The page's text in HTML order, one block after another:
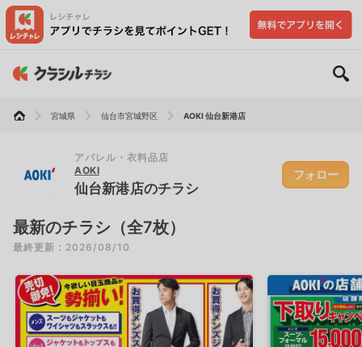
宮城県 仙台市宮城野区 AOKI 仙台新港店
アパレル・衣料品店
AOKI
仙台新港店のチラシ
フォロー
最新のチラシ（全7枚）
最終更新：2026/08/10